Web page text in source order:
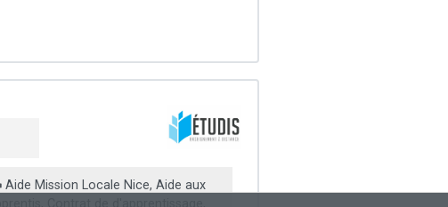
Aide Mission Locale Nice, Aide aux